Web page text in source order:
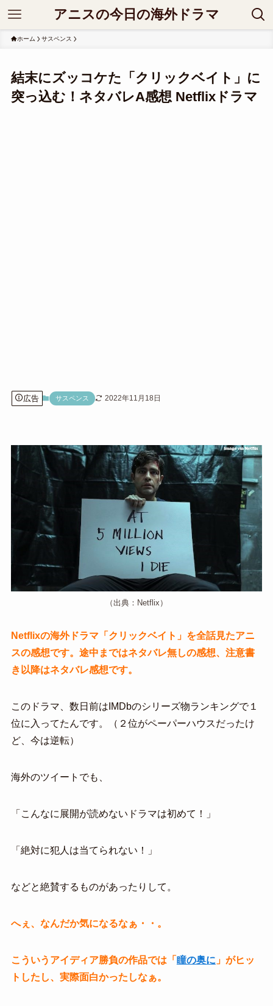
アニスの今日の海外ドラマ
ホーム サスペンス
結末にズッコケた「クリックベイト」に
突っ込む！ネタバレA感想 Netflixドラマ
広告 サスペンス 2022年11月18日
（出典：Netflix）
Netflixの海外ドラマ「クリックベイト」を全話見たアニ
スの感想です。途中まではネタバレ無しの感想、注意書
き以降はネタバレ感想です。
このドラマ、数日前はIMDbのシリーズ物ランキングで１
位に入ってたんです。（２位がペーパーハウスだったけ
ど、今は逆転）
海外のツイートでも、
「こんなに展開が読めないドラマは初めて！」
「絶対に犯人は当てられない！」
などと絶賛するものがあったりして。
へぇ、なんだか気になるなぁ・・。
こういうアイディア勝負の作品では「 瞳の奥に 」がヒッ
トしたし、実際面白かったしなぁ。